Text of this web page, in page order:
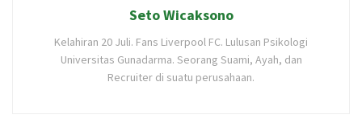
Seto Wicaksono
Kelahiran 20 Juli. Fans Liverpool FC. Lulusan Psikologi
Universitas Gunadarma. Seorang Suami, Ayah, dan
Recruiter di suatu perusahaan.